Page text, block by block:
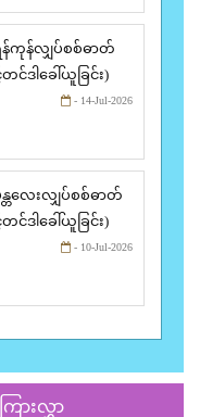
န်ကုန်လျှပ်စစ်ဓာတ်
င်ဒါခေါ်ယူခြင်း)
- 14-Jul-2026
န္တလေးလျှပ်စစ်ဓာတ်
င်ဒါခေါ်ယူခြင်း)
- 10-Jul-2026
ြားလွှာ